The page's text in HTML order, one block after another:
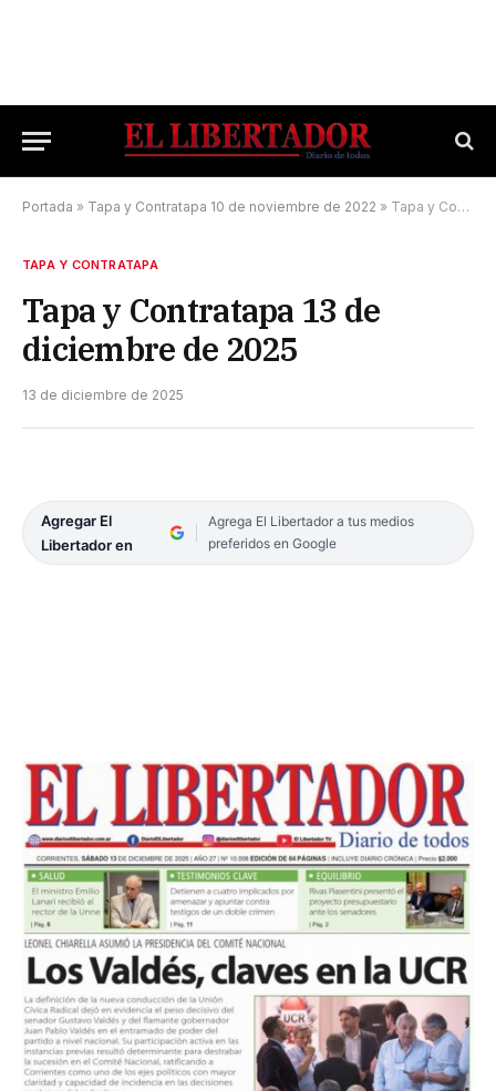
Portada » Tapa y Contratapa 10 de noviembre de 2022 » Tapa y Contratapa 13 de diciembre de 2025
TAPA Y CONTRATAPA
Tapa y Contratapa 13 de
diciembre de 2025
13 de diciembre de 2025
Agregar El
Libertador en
Agrega El Libertador a tus medios
preferidos en Google